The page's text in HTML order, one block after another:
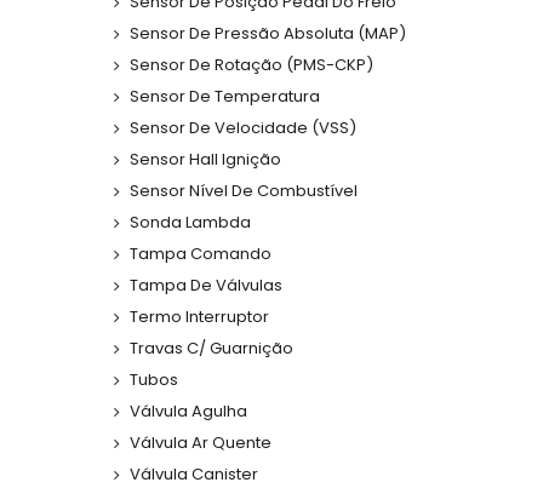
Sensor De Pressão Absoluta (MAP)
Sensor De Rotação (PMS-CKP)
Sensor De Temperatura
Sensor De Velocidade (VSS)
Sensor Hall Ignição
Sensor Nível De Combustível
Sonda Lambda
Tampa Comando
Tampa De Válvulas
Termo Interruptor
Travas C/ Guarnição
Tubos
Válvula Agulha
Válvula Ar Quente
Válvula Canister